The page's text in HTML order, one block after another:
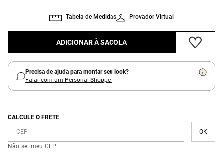
Provador Virtual
Tabela de Medidas
ADICIONAR À SACOLA
Precisa de ajuda para montar seu look?
Falar com um Personal Shopper
CALCULE O FRETE
Não sei meu CEP